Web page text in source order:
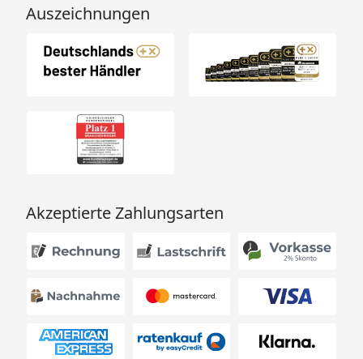
Auszeichnungen
Akzeptierte Zahlungsarten